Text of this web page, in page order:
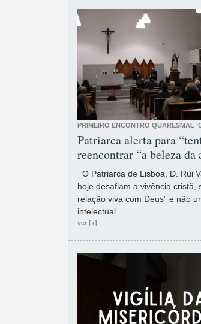
PRIMEIRO ENCONTRO QUARESMAL
Patriarca alerta para
reencontrar “a beleza da
O Patriarca de Lisboa, D. Rui
hoje desafiam a vivência cristã,
relação viva com Deus” e não
intelectual.
ver [+]